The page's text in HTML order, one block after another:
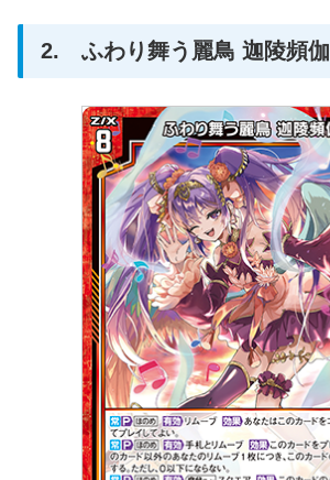
2. ふわり舞う麗鳥 迦陵頻伽